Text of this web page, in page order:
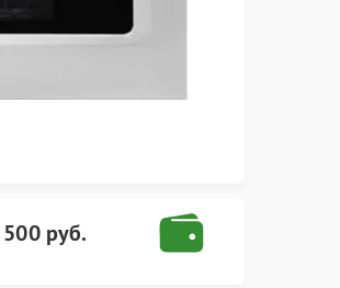
500 руб.